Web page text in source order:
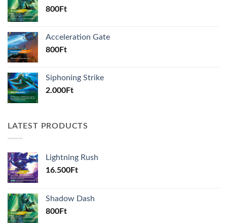
800Ft
Acceleration Gate
800Ft
Siphoning Strike
2.000Ft
LATEST PRODUCTS
Lightning Rush
16.500Ft
Shadow Dash
800Ft